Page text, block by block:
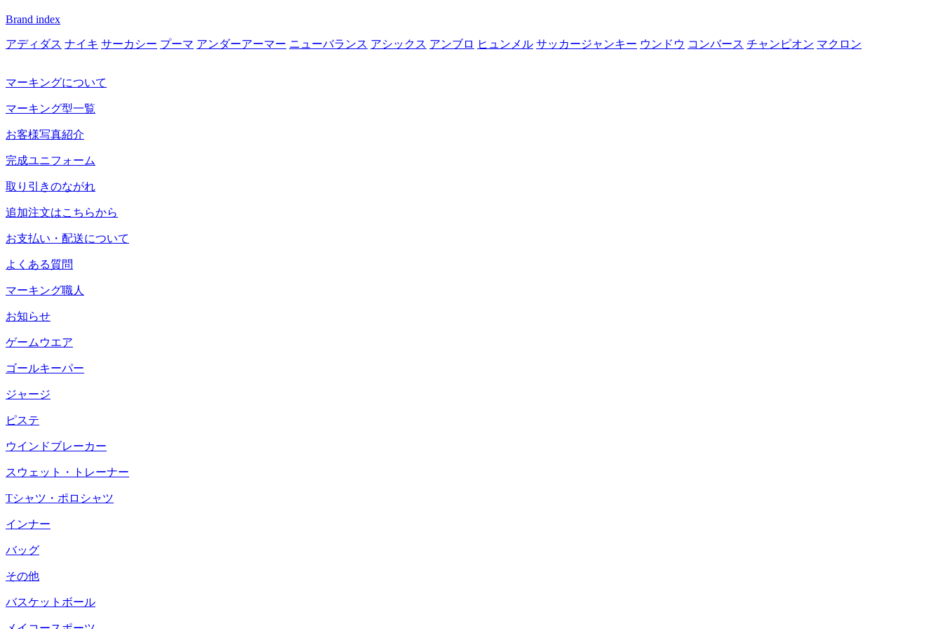
Brand index
アディダス ナイキ サーカシー プーマ アンダーアーマー ニューバランス アシックス アンブロ ヒュンメル サッカージャンキー ウンドウ コンバース チャンピオン マクロン
マーキングについて
マーキング型一覧
お客様写真紹介
完成ユニフォーム
取り引きのながれ
追加注文はこちらから
お支払い・配送について
よくある質問
マーキング職人
お知らせ
ゲームウエア
ゴールキーパー
ジャージ
ピステ
ウインドブレーカー
スウェット・トレーナー
Tシャツ・ポロシャツ
インナー
バッグ
その他
バスケットボール